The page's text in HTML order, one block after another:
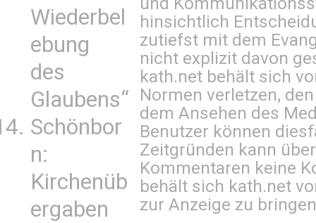
Wiederbel
ebung
des
Glaubens“
Schönbor
n:
Kirchenüb
ergaben
hinsichtlich
zutiefst mit dem
nicht explizit davon
kath.net behält sich
Normen verletzen,
dem Ansehen des
Benutzer können
Zeitgründen kann
Kommentaren keine
behält sich kath.net
zur Anzeige zu